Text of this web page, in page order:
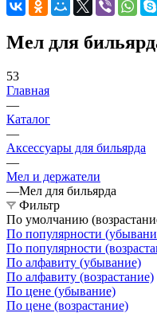
Мел для
53
Главная
—
Каталог
—
Аксессуары для бильярда
—
Мел и держатели
—Мел для бильярда
Фильтр
По умолчанию
По популярности
По популярности
По алфавиту (убывание)
По алфавиту (возрастание)
По цене (убывание)
По цене (возрастание)